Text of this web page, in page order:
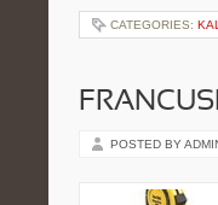
CATEGORIES:
POSTED BY